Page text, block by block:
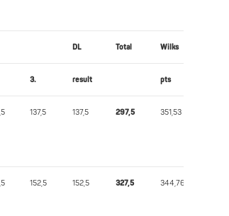
DL Total Wilks
3. result pts
137,5 137,5 297,5 351,53
152,5 152,5 327,5 344,76